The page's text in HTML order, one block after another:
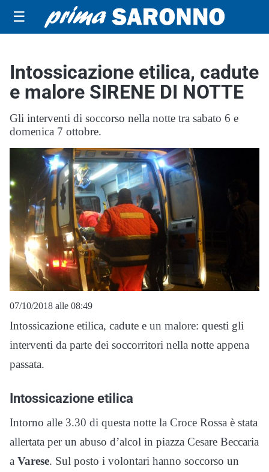
☰
Intossicazione etilica, cadute
e malore SIRENE DI NOTTE
Gli interventi di soccorso nella notte tra sabato 6 e
domenica 7 ottobre.
07/10/2018 alle 08:49
Intossicazione etilica, cadute e un malore: questi gli
interventi da parte dei soccorritori nella notte appena
passata.
Intossicazione etilica
Intorno alle 3.30 di questa notte la Croce Rossa è stata
allertata per un abuso d’alcol in piazza Cesare Beccaria
a Varese. Sul posto i volontari hanno soccorso un